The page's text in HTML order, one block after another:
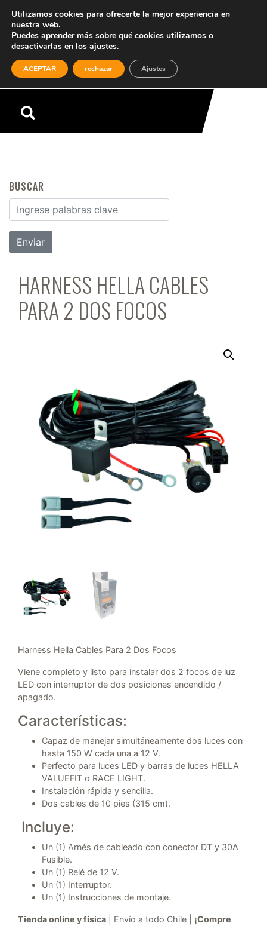
Menú
BUSCAR
Buscar por:
HARNESS HELLA CABLES
PARA 2 DOS FOCOS
Harness Hella Cables Para 2 Dos Focos
Viene completo y listo para instalar dos 2 focos de luz
LED con interruptor de dos posiciones encendido /
apagado.
Características:
Capaz de manejar simultáneamente dos luces con
hasta 150 W cada una a 12 V.
Perfecto para luces LED y barras de luces HELLA
VALUEFIT o RACE LIGHT.
Instalación rápida y sencilla.
Dos cables de 10 pies (315 cm).
Incluye:
Un (1) Arnés de cableado con conector DT y 30A
Fusible.
Un (1) Relé de 12 V.
Un (1) Interruptor.
Un (1) Instrucciones de montaje.
Tienda online y física | Envío a todo Chile | ¡Compre
Utilizamos cookies para ofrecerte la mejor experiencia en
nuestra web.
Puedes aprender más sobre qué cookies utilizamos o
desactivarlas en los ajustes.
ACEPTAR rechazar Ajustes